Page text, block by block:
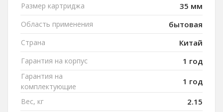
Размер картриджа 35 мм
Область применения бытовая
Страна Китай
Гарантия на корпус 1 год
Гарантия на
комплектующие
1 год
Вес, кг 2.15